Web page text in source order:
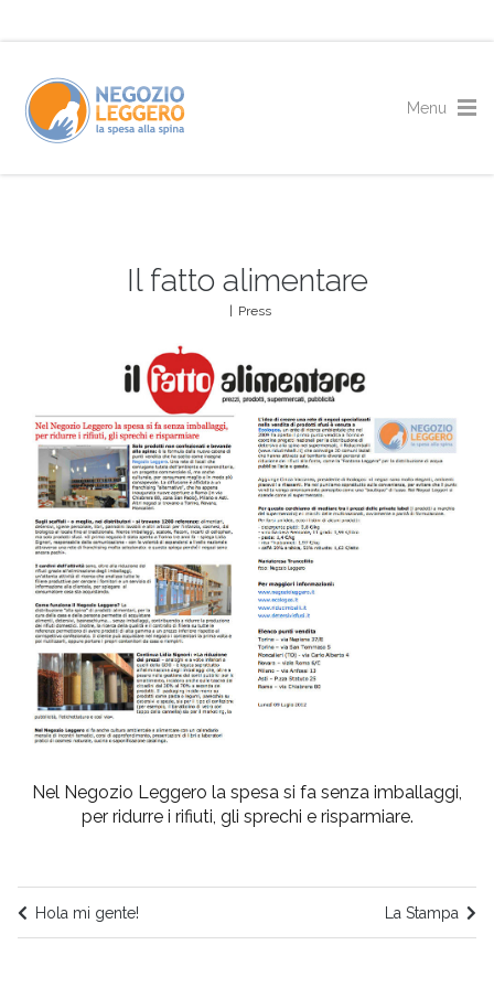
Il fatto alimentare
Press
Nel Negozio Leggero la spesa si fa senza imballaggi,
per ridurre i rifiuti, gli sprechi e risparmiare.
Hola mi gente! La Stampa